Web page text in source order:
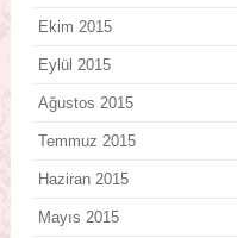
Ekim 2015
Eylül 2015
Ağustos 2015
Temmuz 2015
Haziran 2015
Mayıs 2015